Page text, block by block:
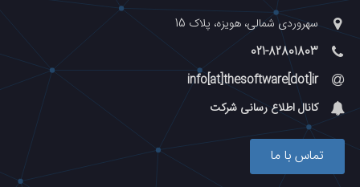
سهروردی شمالی، هویزه، پلاک 15
021-82801803
info[at]thesoftware[dot]ir
کانال اطلاع رسانی شرکت
تماس با ما